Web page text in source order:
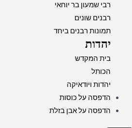
רבי שמעון בר יוחאי
רבנים שונים
תמונות רבנים ביחד
יהדות
בית המקדש
הכותל
יהדות ויודאיקה
הדפסה על כוסות
הדפסה על אבן בזלת